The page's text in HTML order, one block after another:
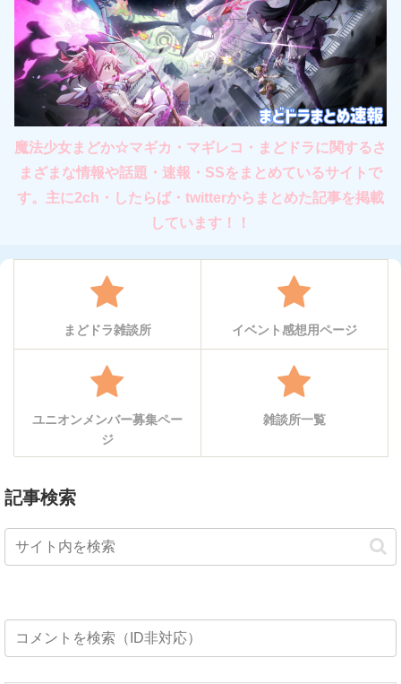
魔法少女まどか☆マギカ・マギレコ・まどドラに関するさ
まざまな情報や話題・速報・SSをまとめているサイトで
す。主に2ch・したらば・twitterからまとめた記事を掲載
しています！！
まどドラ雑談所 イベント感想用ページ
ユニオンメンバー募集ペー
ジ
雑談所一覧
記事検索